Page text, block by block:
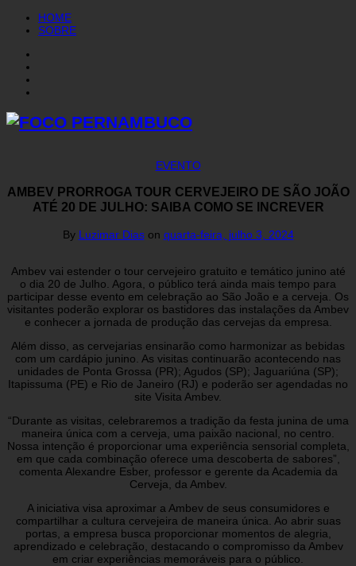
HOME
SOBRE
EVENTO
AMBEV PRORROGA TOUR CERVEJEIRO DE SÃO JOÃO
ATÉ 20 DE JULHO: SAIBA COMO SE INCREVER
By Luzimar Dias on quarta-feira, julho 3, 2024
Ambev vai estender o tour cervejeiro gratuito e temático junino até
o dia 20 de Julho. Agora, o público terá ainda mais tempo para
participar desse evento em celebração ao São João e a cerveja. Os
visitantes poderão explorar os bastidores das instalações da Ambev
e conhecer a jornada de produção das cervejas da empresa.
Além disso, as cervejarias ensinarão como harmonizar as bebidas
com um cardápio junino. As visitas continuarão acontecendo nas
unidades de Ponta Grossa (PR); Agudos (SP); Jaguariúna (SP);
Itapissuma (PE) e Rio de Janeiro (RJ) e poderão ser agendadas no
site Visita Ambev.
“Durante as visitas, celebraremos a tradição da festa junina de uma
maneira única com a cerveja, uma paixão nacional, no centro.
Nossa intenção é proporcionar uma experiência sensorial completa,
em que cada combinação oferece uma descoberta de sabores”,
comenta Alexandre Esber, professor e gerente da Academia da
Cerveja, da Ambev.
A iniciativa visa aproximar a Ambev de seus consumidores e
compartilhar a cultura cervejeira de maneira única. Ao abrir suas
portas, a empresa busca proporcionar momentos de alegria,
aprendizado e celebração, destacando o compromisso da Ambev
em criar experiências memoráveis para o público.